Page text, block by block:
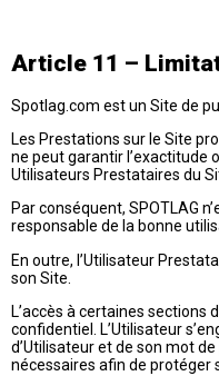
Article 11 –
Spotlag.com est un Site de
Les Prestations sur le Site
ne peut garantir l’exactitude
Utilisateurs Prestataires du
Par conséquent, SPOTLAG
responsable de la bonne
En outre, l’Utilisateur
son Site.
L’accès à certaines sections
confidentiel. L’Utilisateur
d’Utilisateur et de son mot
nécessaires afin de protéger